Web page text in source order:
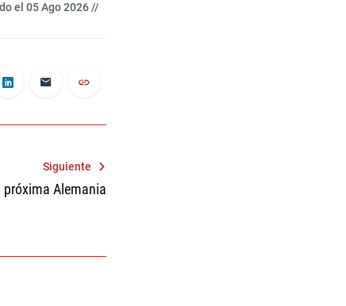
el 05 Ago 2026 //
Siguiente
próxima Alemania